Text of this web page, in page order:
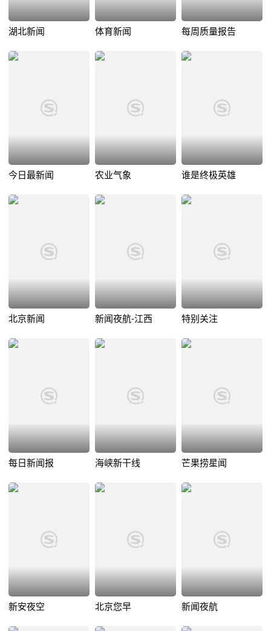
湖北新闻 体育新闻 每周质量报告
今日最新闻 农业气象 谁是终极英雄
北京新闻 新闻夜航-江西 特别关注
每日新闻报 海峡新干线 芒果捞星闻
新安夜空 北京您早 新闻夜航